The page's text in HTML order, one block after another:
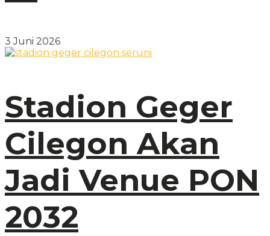
3 Juni 2026
Stadion Geger
Cilegon Akan
Jadi Venue PON
2032